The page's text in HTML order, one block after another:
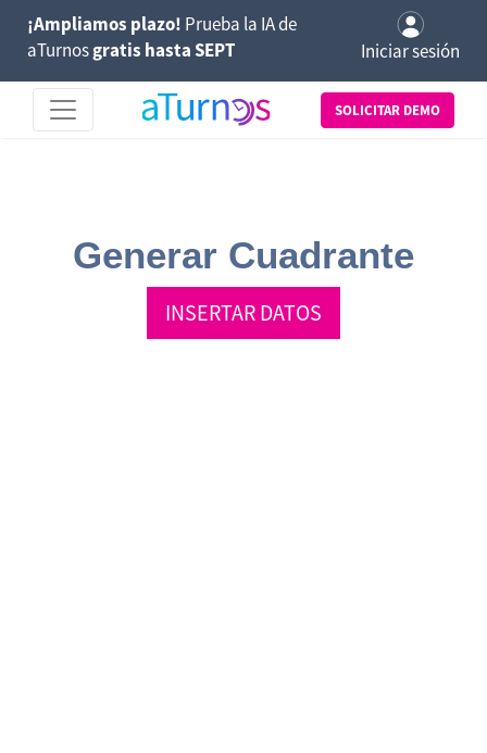
¡Ampliamos plazo! Prueba la IA de
aTurnosgratis hasta SEPT Iniciar sesión
SOLICITAR DEMO
Generar Cuadrante
INSERTAR DATOS